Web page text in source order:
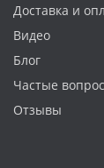
Доставка и
Видео
Блог
Частые
Отзывы